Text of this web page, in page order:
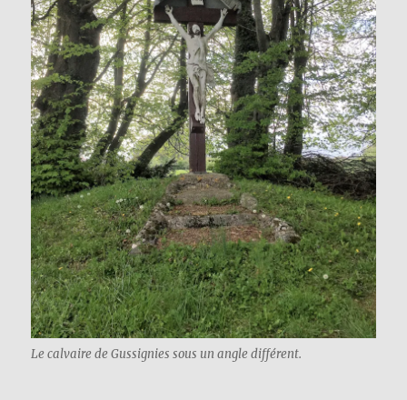
Le calvaire de Gussignies sous un angle différent.